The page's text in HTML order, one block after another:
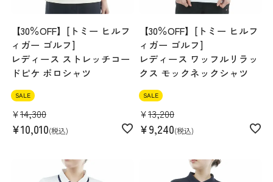
【30％OFF】[トミー ヒルフ
ィガー ゴルフ]
レディース ストレッチコー
ドピケ ポロシャツ
SALE
¥14,300
¥10,010 税込
【30％OFF】[トミー ヒルフ
ィガー ゴルフ]
レディース ワッフルリラッ
クス モックネックシャツ
SALE
¥13,200
¥9,240 税込